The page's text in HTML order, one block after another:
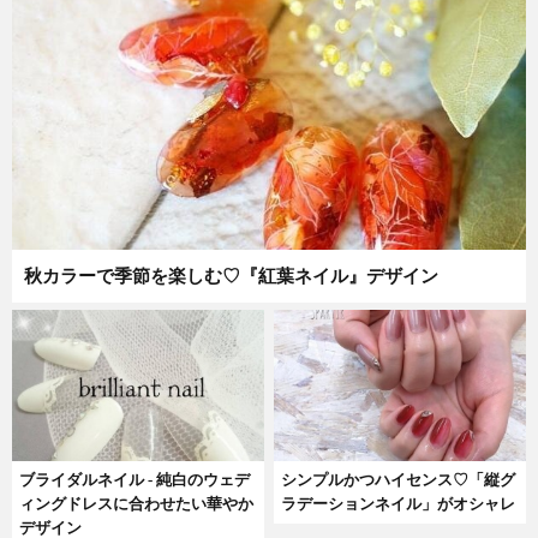
秋カラーで季節を楽しむ♡『紅葉ネイル』デザイン
ブライダルネイル - 純白のウェデ
ィングドレスに合わせたい華やか
デザイン
シンプルかつハイセンス♡「縦グ
ラデーションネイル」がオシャレ